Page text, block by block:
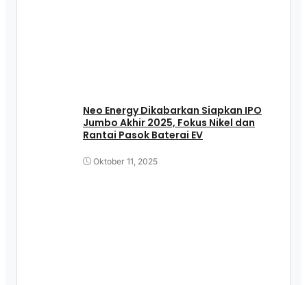
Neo Energy Dikabarkan Siapkan IPO
Jumbo Akhir 2025, Fokus Nikel dan
Rantai Pasok Baterai EV
Oktober 11, 2025